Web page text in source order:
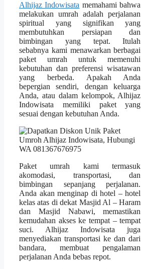
Alhijaz Indowisata memahami bahwa
melakukan umrah adalah perjalanan
spiritual yang signifikan yang
membutuhkan persiapan dan
bimbingan yang tepat. Itulah
sebabnya kami menawarkan berbagai
paket umrah untuk memenuhi
kebutuhan dan preferensi wisatawan
yang berbeda. Apakah Anda
bepergian sendiri, dengan keluarga
Anda, atau dalam kelompok, Alhijaz
Indowisata memiliki paket yang
sesuai dengan kebutuhan Anda.
Paket umrah kami termasuk
akomodasi, transportasi, dan
bimbingan sepanjang perjalanan.
Anda akan menginap di hotel – hotel
kelas atas di dekat Masjid Al – Haram
dan Masjid Nabawi, memastikan
kemudahan akses ke tempat – tempat
suci. Alhijaz Indowisata juga
menyediakan transportasi ke dan dari
bandara, membuat pengalaman
perjalanan Anda bebas repot.